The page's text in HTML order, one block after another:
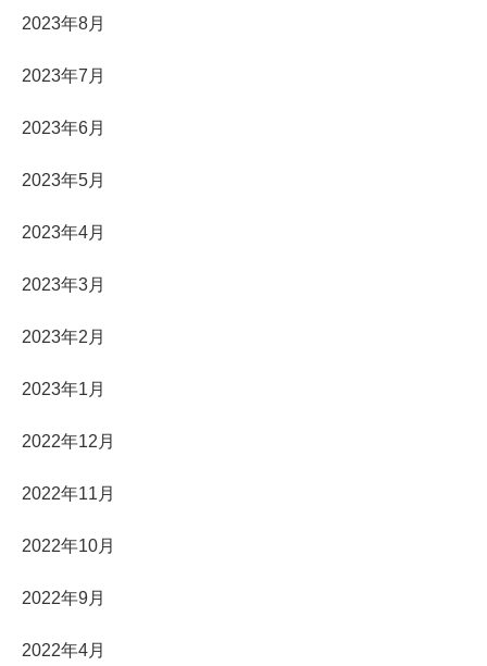
2023年8月
2023年7月
2023年6月
2023年5月
2023年4月
2023年3月
2023年2月
2023年1月
2022年12月
2022年11月
2022年10月
2022年9月
2022年4月